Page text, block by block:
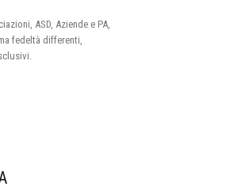
ASD, Aziende e PA,
fedeltà differenti,